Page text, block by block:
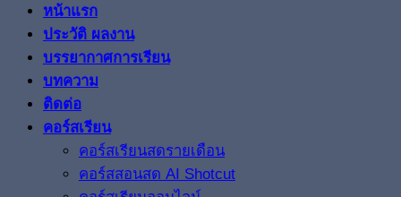
หน้าแรก
ประวัติ ผลงาน
บรรยากาศการเรียน
บทความ
ติดต่อ
คอร์สเรียน
คอร์สเรียนสดรายเดือน
คอร์สสอนสด AI Shotcut